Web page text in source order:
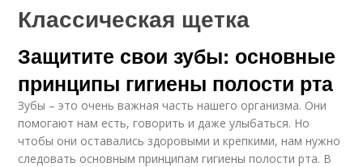
Классическая щетка
Защитите свои зубы: основные
принципы гигиены полости рта
Зубы – это очень важная часть нашего организма. Они
помогают нам есть, говорить и даже улыбаться. Но
чтобы они оставались здоровыми и крепкими, нам нужно
следовать основным принципам гигиены полости рта. В